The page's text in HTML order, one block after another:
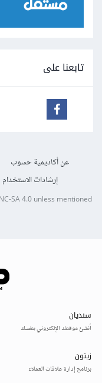
تابعنا على
عن أكاديمية حسوب
إرشادات الاستخدام
SA 4.0unless mentioned